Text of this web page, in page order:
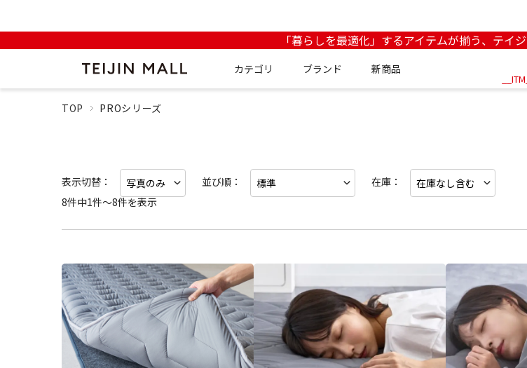
「暮らしを最適化」するアイテムが揃う、テイ
カテゴリ ブランド 新商品
TOP PROシリーズ
表示切替： 並び順：
在庫：
8件中1件～8件を表示